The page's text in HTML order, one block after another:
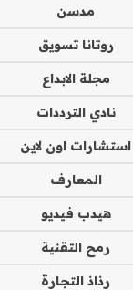
مدسن
روتانا تسويق
مجلة الابداع
نادي الترددات
استشارات اون لاين
المعارف
هيدب فيديو
رمح التقنية
رذاذ التجارة